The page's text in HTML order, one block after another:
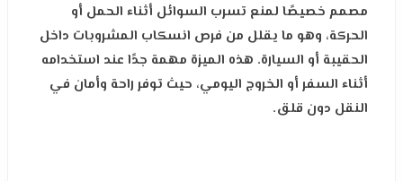
مصمم خصيصًا لمنع تسرب السوائل أثناء الحمل أو
الحركة، وهو ما يقلل من فرص انسكاب المشروبات داخل
الحقيبة أو السيارة. هذه الميزة مهمة جدًا عند استخدامه
أثناء السفر أو الخروج اليومي، حيث توفر راحة وأمان في
النقل دون قلق.